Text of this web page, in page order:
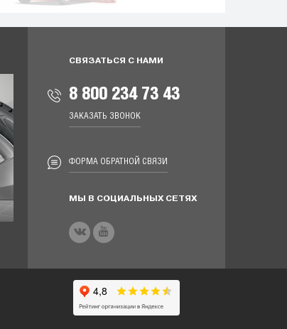
СВЯЗАТЬСЯ С НАМИ
8 800 234 73 43
ЗАКАЗАТЬ ЗВОНОК
ФОРМА ОБРАТНОЙ СВЯЗИ
МЫ В СОЦИАЛЬНЫХ СЕТЯХ